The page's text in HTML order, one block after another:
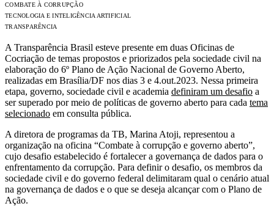
COMBATE À CORRUPÇÃO
TECNOLOGIA E INTELIGÊNCIA ARTIFICIAL
TRANSPARÊNCIA
A Transparência Brasil esteve presente em duas Oficinas de
Cocriação de temas propostos e priorizados pela sociedade civil na
elaboração do 6º Plano de Ação Nacional de Governo Aberto,
realizadas em Brasília/DF nos dias 3 e 4.out.2023. Nessa primeira
etapa, governo, sociedade civil e academia definiram um desafio a
ser superado por meio de políticas de governo aberto para cada tema
selecionado em consulta pública.
A diretora de programas da TB, Marina Atoji, representou a
organização na oficina “Combate à corrupção e governo aberto”,
cujo desafio estabelecido é fortalecer a governança de dados para o
enfrentamento da corrupção. Para definir o desafio, os membros da
sociedade civil e do governo federal delimitaram qual o cenário atual
na governança de dados e o que se deseja alcançar com o Plano de
Ação.